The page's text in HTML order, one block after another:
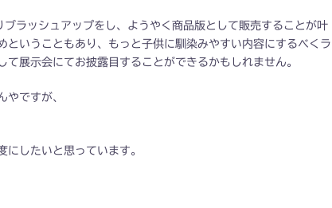
ラッシュアップをし、ようやく商品版として販売することが叶
いうこともあり、もっと子供に馴染みやすい内容にするべくラ
展示会にてお披露目することができるかもしれません。
やですが、
したいと思っています。